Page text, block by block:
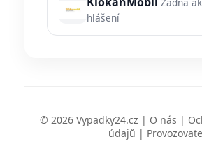
hlášení
© 2026 Vypadky24.cz | O nás |
údajů |